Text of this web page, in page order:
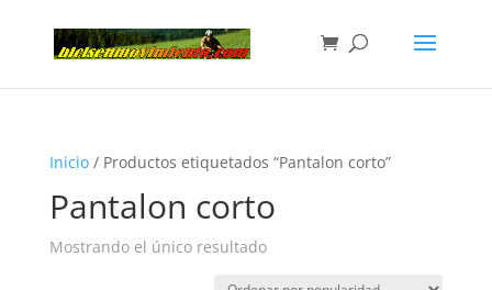
Inicio/ Productos etiquetados “Pantalon corto”
Pantalon corto
Mostrando el único resultado